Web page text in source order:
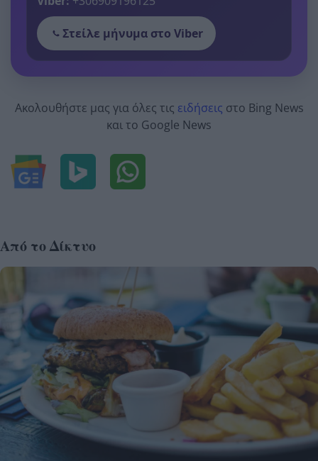
Στείλε μήνυμα στο Viber
Ακολουθήστε μας για όλες τις ειδήσεις στο Bing News
και το Google News
Από το Δίκτυο